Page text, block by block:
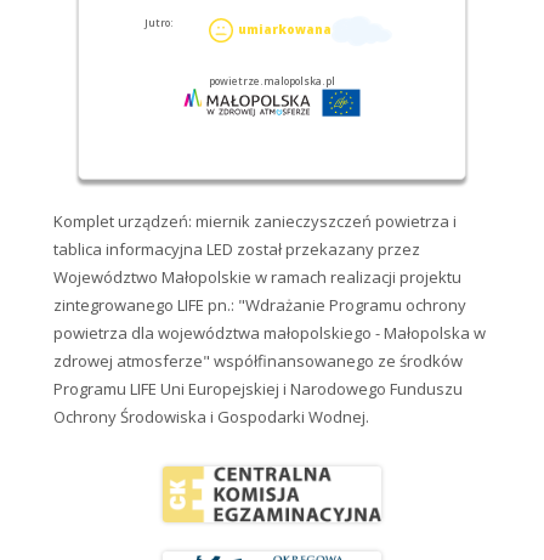
Komplet urządzeń: miernik zanieczyszczeń powietrza i
tablica informacyjna LED został przekazany przez
Województwo Małopolskie w ramach realizacji projektu
zintegrowanego LIFE pn.: "Wdrażanie Programu ochrony
powietrza dla województwa małopolskiego - Małopolska w
zdrowej atmosferze" współfinansowanego ze środków
Programu LIFE Uni Europejskiej i Narodowego Funduszu
Ochrony Środowiska i Gospodarki Wodnej.